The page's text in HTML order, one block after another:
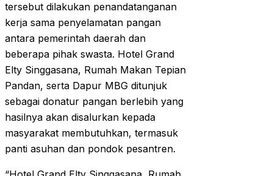
tersebut dilakukan penandatanganan
kerja sama penyelamatan pangan
antara pemerintah daerah dan
beberapa pihak swasta. Hotel Grand
Elty Singgasana, Rumah Makan Tepian
Pandan, serta Dapur MBG ditunjuk
sebagai donatur pangan berlebih yang
hasilnya akan disalurkan kepada
masyarakat membutuhkan, termasuk
panti asuhan dan pondok pesantren.